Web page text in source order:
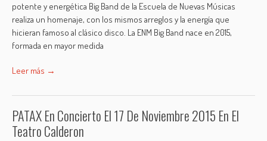
potente y energética Big Band de la Escuela de Nuevas Músicas
realiza un homenaje, con los mismos arreglos y la energía que
hicieran famoso al clásico disco. La ENM Big Band nace en 2015,
formada en mayor medida
Leer más →
PATAX En Concierto El 17 De Noviembre 2015 En El
Teatro Calderon